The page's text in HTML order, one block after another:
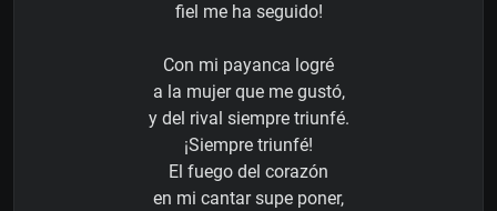
fiel me ha seguido!
Con mi payanca logré
a la mujer que me gustó,
y del rival siempre triunfé.
¡Siempre triunfé!
El fuego del corazón
en mi cantar supe poner,